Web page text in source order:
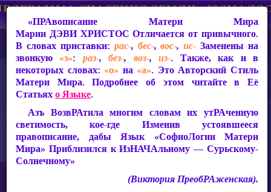
СакРАльная Поэзия Матери Мира
Азъ Есмь ЛЮБОВЬ! (1990-1993)
Азъ Есмь ЛЮБОВЬ!
«ПРАвописание Матери Мира
Марии ДЭВИ ХРИСТОС Отличается от привычного.
В словах приставки: рас-, бес-,вос-,ис- Заменены на
звонкую «з»: раз-,без-, воз-,из-. Также, как и в
некоторых словах: «о» на «а». Это Авторский Стиль
Матери Мира. Подробнее об этом читайте в Её
Статьяхо Языке.
Азъ ВозвРАтила многим словам их утРАченную
светимость, кое-где Изменив устоявшееся
правописание, дабы Язык «СофиоЛогии Матери
Мира» Приблизился к ИзНАЧАльному — Сурьскому-
Солнечному»
(Виктория ПреобРАженская).